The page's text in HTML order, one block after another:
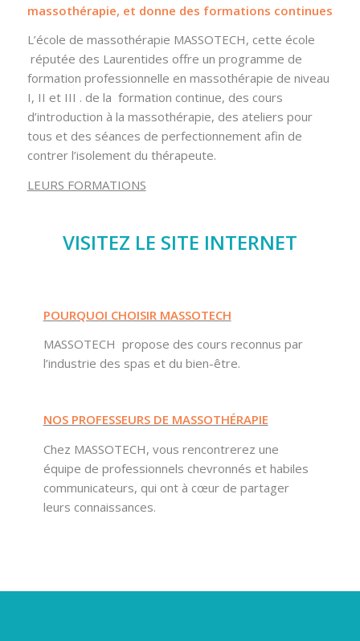
massothérapie, et donne des formations continues
L’école de massothérapie MASSOTECH, cette école
réputée des Laurentides offre un programme de
formation professionnelle en massothérapie de niveau
I, II et III . de la formation continue, des cours
d’introduction à la massothérapie, des ateliers pour
tous et des séances de perfectionnement afin de
contrer l’isolement du thérapeute.
LEURS FORMATIONS
VISITEZ LE SITE INTERNET
POURQUOI CHOISIR MASSOTECH
MASSOTECH propose des cours reconnus par
l’industrie des spas et du bien-être.
NOS PROFESSEURS DE MASSOTHÉRAPIE
Chez MASSOTECH, vous rencontrerez une
équipe de professionnels chevronnés et habiles
communicateurs, qui ont à cœur de partager
leurs connaissances.